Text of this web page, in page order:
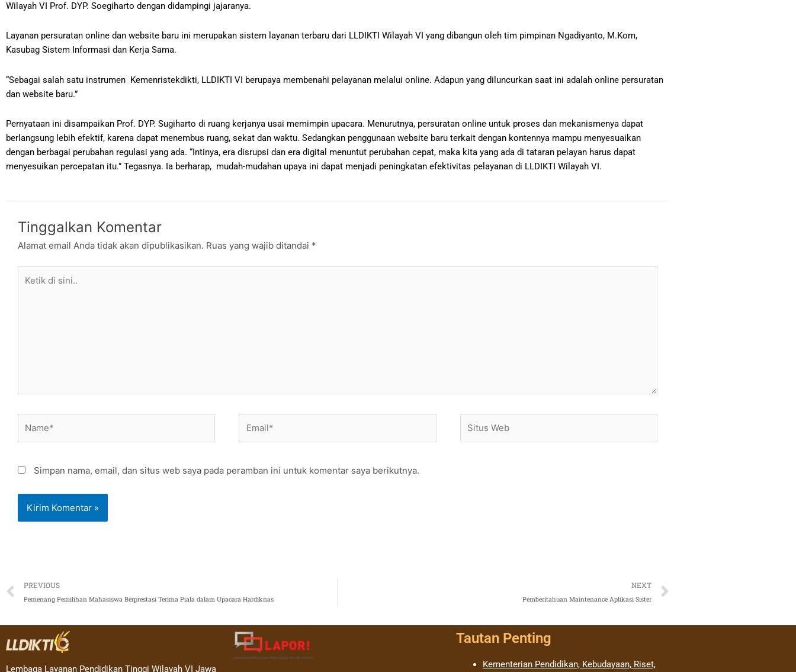
Wilayah VI Prof. DYP. Soegiharto dengan didampingi jajaranya.
Layanan persuratan online dan website baru ini merupakan sistem layanan terbaru dari LLDIKTI Wilayah VI yang dibangun oleh tim pimpinan Ngadiyanto, M.Kom,
Kasubag Sistem Informasi dan Kerja Sama.
“Sebagai salah satu instrumen Kemenristekdikti, LLDIKTI VI berupaya membenahi pelayanan melalui online. Adapun yang diluncurkan saat ini adalah online persuratan
dan website baru.”
Pernyataan ini disampaikan Prof. DYP. Sugiharto di ruang kerjanya usai memimpin upacara. Menurutnya, persuratan online untuk proses dan mekanismenya dapat
berlangsung lebih efektif, karena dapat menembus ruang, sekat dan waktu. Sedangkan penggunaan website baru terkait dengan kontennya mampu menyesuaikan
dengan berbagai perubahan regulasi yang ada. “Intinya, era disrupsi dan era digital menuntut perubahan cepat, maka kita yang ada di tataran pelayan harus dapat
menyesuikan percepatan itu.” Tegasnya. Ia berharap, mudah-mudahan upaya ini dapat menjadi peningkatan efektivitas pelayanan di LLDIKTI Wilayah VI.
Tinggalkan Komentar
Alamat email Anda tidak akan dipublikasikan. Ruas yang wajib ditandai *
Web
Simpan nama, email, dan situs web saya pada peramban ini untuk komentar saya berikutnya.
Prev
PREVIOUS
Pemenang Pemilihan Mahasiswa Berprestasi Terima Piala dalam Upacara Hardiknas
NEXT
Pemberitahuan Maintenance Aplikasi Sister
Lembaga Layanan Pendidikan Tinggi Wilayah VI Jawa
Tautan Penting
Kementerian Pendidikan, Kebudayaan, Riset,